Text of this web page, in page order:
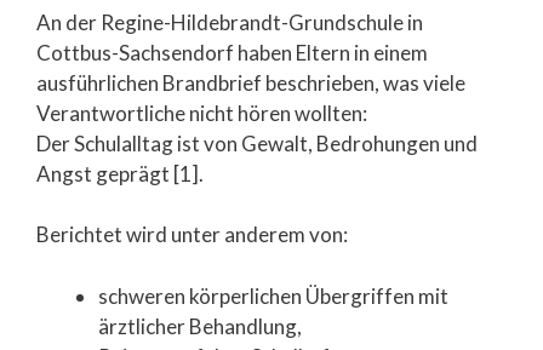
An der Regine-Hildebrandt-Grundschule in
Cottbus-Sachsendorf haben Eltern in einem
ausführlichen Brandbrief beschrieben, was viele
Verantwortliche nicht hören wollten:
Der Schulalltag ist von Gewalt, Bedrohungen und
Angst geprägt [1].
Berichtet wird unter anderem von:
schweren körperlichen Übergriffen mit
ärztlicher Behandlung,